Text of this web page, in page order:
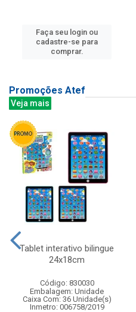
Faça seu login ou
cadastre-se para
comprar.
Promoções Atef
Veja mais
Tablet interativo bilingue
24x18cm
Código: 830030
Embalagem: Unidade
Caixa Com: 36 Unidade(s)
Inmetro: 006758/2019